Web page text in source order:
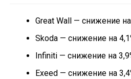
Great Wall — снижение
Skoda — снижение на
Infiniti — снижение на
Exeed — снижение на